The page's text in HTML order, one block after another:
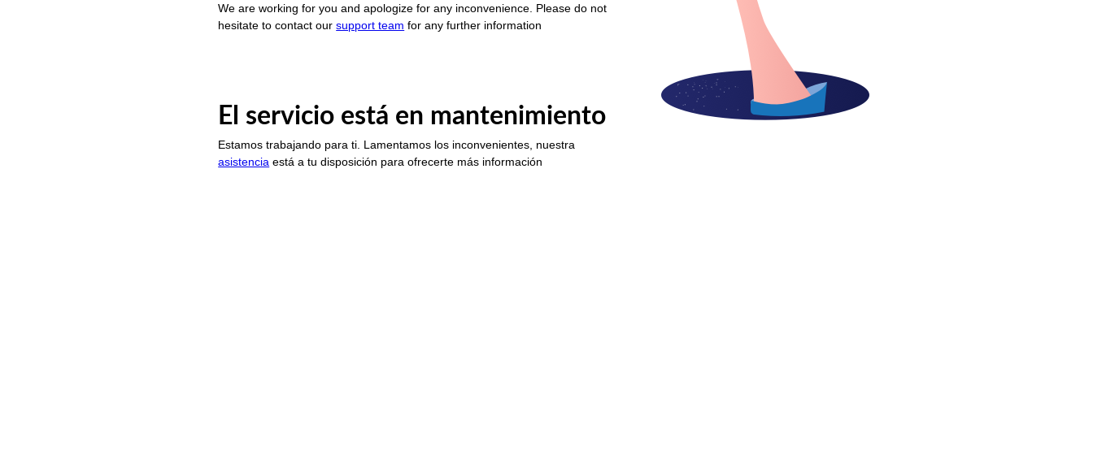
We are working for you and apologize for any inconvenience. Please do not
hesitate to contact oursupport team for any further information
El servicio está en mantenimiento
Estamos trabajando para ti. Lamentamos los inconvenientes, nuestra
asistencia está a tu disposición para ofrecerte más información